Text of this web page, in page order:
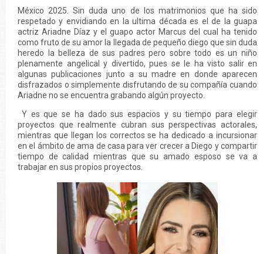
México 2025. Sin duda uno de los matrimonios que ha sido
respetado y envidiando en la ultima década es el de la guapa
actriz Ariadne Díaz y el guapo actor Marcus del cual ha tenido
como fruto de su amor la llegada de pequeño diego que sin duda
heredo la belleza de sus padres pero sobre todo es un niño
plenamente angelical y divertido, pues se le ha visto salir en
algunas publicaciones junto a su madre en donde aparecen
disfrazados o simplemente disfrutando de su compañía cuando
Ariadne no se encuentra grabando algún proyecto.
Y es que se ha dado sus espacios y su tiempo para elegir
proyectos que realmente cubran sus perspectivas actorales,
mientras que llegan los correctos se ha dedicado a incursionar
en el ámbito de ama de casa para ver crecer a Diego y compartir
tiempo de calidad mientras que su amado esposo se va a
trabajar en sus propios proyectos.